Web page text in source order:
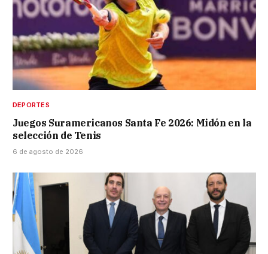
DEPORTES
Juegos Suramericanos Santa Fe 2026: Midón en la
selección de Tenis
6 de agosto de 2026